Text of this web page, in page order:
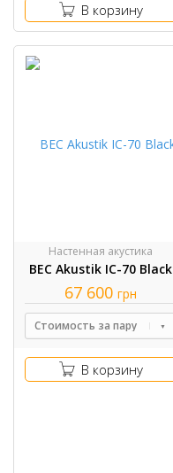
В корзину
Настенная акустика
BEC Akustik IC-70 Black
67 600 грн
Стоимость за пару
В корзину